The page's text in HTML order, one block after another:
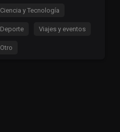
Ciencia y Tecnología
Deporte Viajes y eventos
Otro